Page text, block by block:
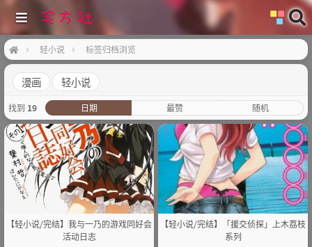
轻小说 标签归档浏览
漫画 轻小说
找到 19 日期 最赞 随机
【轻小说/完结】我与一乃的游戏同好会
活动日志
【轻小说/完结】「援交侦探」上木荔枝
系列